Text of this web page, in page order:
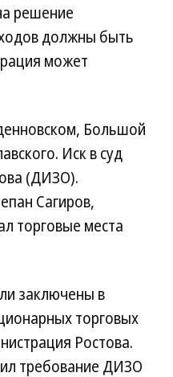
решение
должны быть
может
Большой
Иск в суд
(ДИЗО).
Сагиров,
торговые места
заключены в
торговых
Ростова.
требование ДИЗО